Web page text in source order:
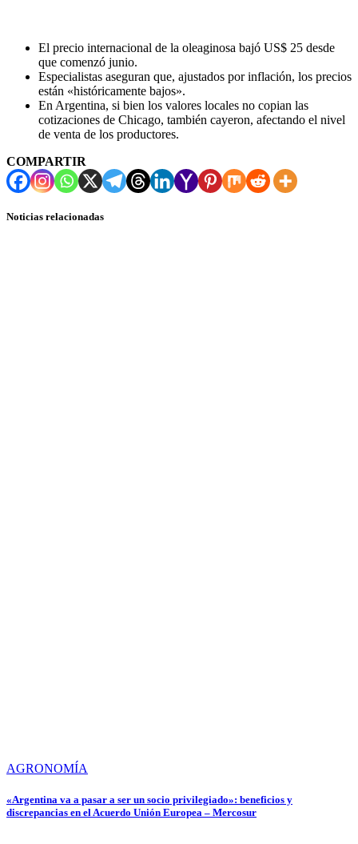
El precio internacional de la oleaginosa bajó US$ 25 desde
que comenzó junio.
Especialistas aseguran que, ajustados por inflación, los precios
están «históricamente bajos».
En Argentina, si bien los valores locales no copian las
cotizaciones de Chicago, también cayeron, afectando el nivel
de venta de los productores.
COMPARTIR
Noticias relacionadas
AGRONOMÍA
«Argentina va a pasar a ser un socio privilegiado»: beneficios y
discrepancias en el Acuerdo Unión Europea – Mercosur